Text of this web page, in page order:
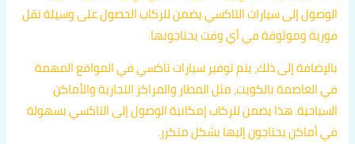
الوصول إلى سيارات التاكسي يضمن للركاب الحصول على وسيلة نقل
فورية وموثوقة في أي وقت يحتاجونها.
بالإضافة إلى ذلك، يتم توفير سيارات تاكسي في المواقع المهمة
في العاصمة بالكويت، مثل المطار والمراكز التجارية والأماكن
السياحية. هذا يضمن للركاب إمكانية الوصول إلى التاكسي بسهولة
في أماكن يحتاجون إليها بشكل متكرر.